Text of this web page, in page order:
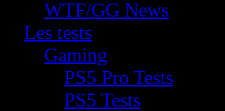
WTF/GG News
Les tests
Gaming
PS5 Pro Tests
PS5 Tests